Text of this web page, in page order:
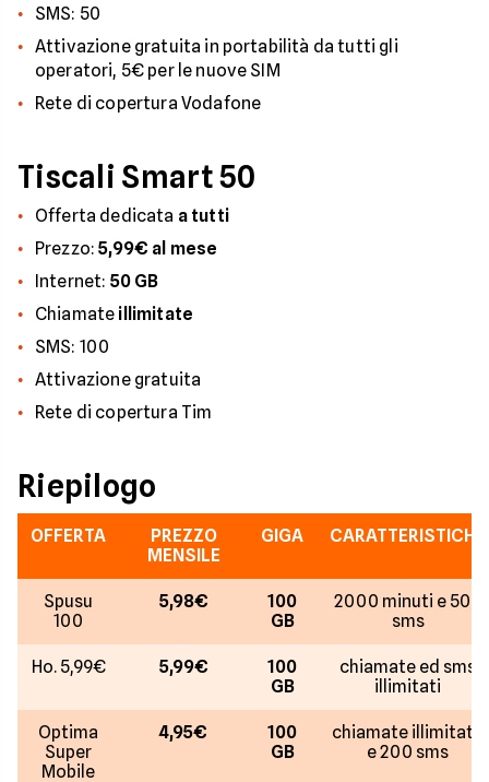
SMS: 50
Attivazione gratuita in portabilità da tutti gli
operatori, 5€ per le nuove SIM
Rete di copertura Vodafone
Tiscali Smart 50
Offerta dedicata a tutti
Prezzo:5,99€ al mese
Internet: 50 GB
Chiamate illimitate
SMS: 100
Attivazione gratuita
Rete di copertura Tim
Riepilogo
OFFERTA
PREZZO
MENSILE
GIGA CARATTERISTICHE
Spusu
100
5,98€
100
GB
2000 minuti e 500
sms
Ho. 5,99€ 5,99€
100
GB
chiamate ed sms
illimitati
Optima
Super
Mobile
4,95€
100
GB
chiamate illimitate
e 200 sms